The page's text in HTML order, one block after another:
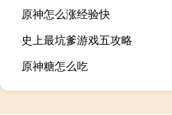
原神怎么涨经验快
史上最坑爹游戏五攻略
原神糖怎么吃